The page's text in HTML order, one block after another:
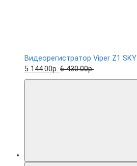
Видеорегистратор Viper Z1 SKY
5 144.00р. 6 430.00р.